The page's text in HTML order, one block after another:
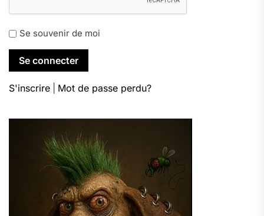
Se souvenir de moi
S'inscrire Mot de passe perdu?